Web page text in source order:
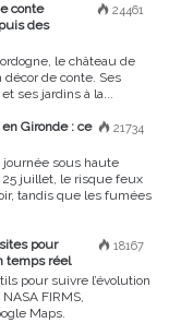
24461
conte
des
le château de
de conte. Ses
ses jardins à la...
21734
Gironde : ce
journée sous haute
juillet, le risque feux
tandis que les fumées
18167
pour
temps réel
pour suivre l’évolution
FIRMS,
Maps.